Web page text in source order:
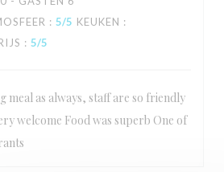
: 5/5 KEUKEN :
: 5/5
meal as always, staff are so friendly
welcome Food was superb One of